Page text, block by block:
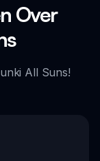
Over
All Suns!